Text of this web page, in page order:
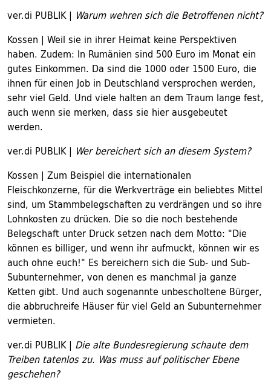
ver.di PUBLIK | Warum wehren sich die Betroffenen nicht?
Kossen | Weil sie in ihrer Heimat keine Perspektiven
haben. Zudem: In Rumänien sind 500 Euro im Monat ein
gutes Einkommen. Da sind die 1000 oder 1500 Euro, die
ihnen für einen Job in Deutschland versprochen werden,
sehr viel Geld. Und viele halten an dem Traum lange fest,
auch wenn sie merken, dass sie hier ausgebeutet
werden.
ver.di PUBLIK | Wer bereichert sich an diesem System?
Kossen | Zum Beispiel die internationalen
Fleischkonzerne, für die Werkverträge ein beliebtes Mittel
sind, um Stammbelegschaften zu verdrängen und so ihre
Lohnkosten zu drücken. Die so die noch bestehende
Belegschaft unter Druck setzen nach dem Motto: "Die
können es billiger, und wenn ihr aufmuckt, können wir es
auch ohne euch!" Es bereichern sich die Sub- und Sub-
Subunternehmer, von denen es manchmal ja ganze
Ketten gibt. Und auch sogenannte unbescholtene Bürger,
die abbruchreife Häuser für viel Geld an Subunternehmer
vermieten.
ver.di PUBLIK | Die alte Bundesregierung schaute dem
Treiben tatenlos zu. Was muss auf politischer Ebene
geschehen?